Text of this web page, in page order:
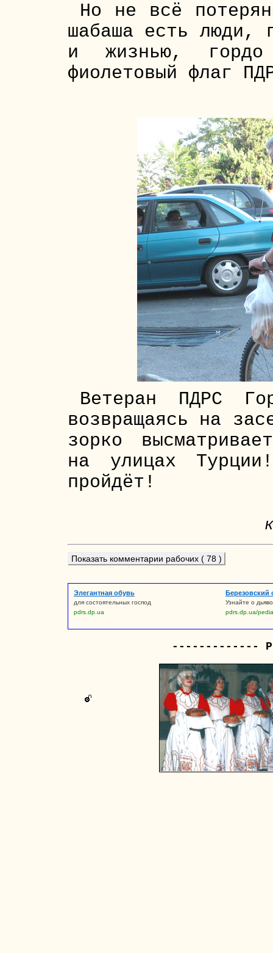
Но не всё
шабаша есть люди,
и жизнью, гордо
фиолетовый флаг
Ветеран ПДРС
возвращаясь на
зорко
на улицах
пройдёт!
Показать комментарии рабочих ( 78 )
Элегантная обувь
для состоятельных господ
pdrs.dp.ua
Березовский
Узнайте о
pdrs.dp.ua/pedia
-------------